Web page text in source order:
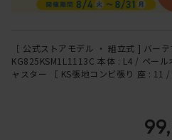
［ 公式ストアモデル ・ 組立式 ] バー
KG825KSM1L1113C 本体 : L4 / ペー
ャスター ［ KS張地コンビ張り 座 :